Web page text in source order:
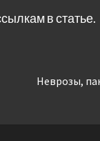
в статье.
Неврозы,